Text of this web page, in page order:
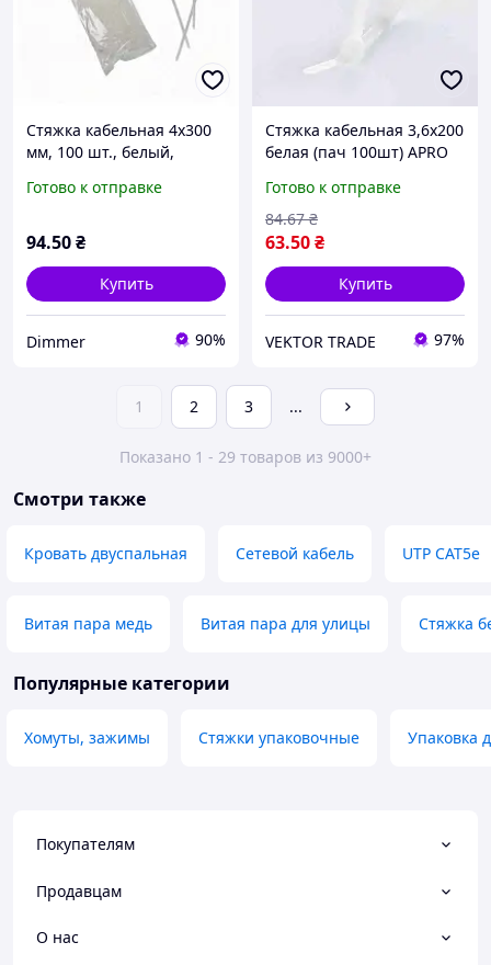
Стяжка кабельная 4х300
мм, 100 шт., белый,
Готово к отправке
94.50₴
Купить
Dimmer 90%
Стяжка кабельная 3,6x200
белая (пач 100шт) APRO
Готово к отправке
63.50₴
84.67 ₴
Купить
VEKTOR TRADE 97%
1 2 3 ...
Показано 1 - 29 товаров из 9000+
Смотри также
Кровать двуспальная Сетевой кабель UTP CAT5e
Витая пара медь Витая пара для улицы Стяжка
Популярные категории
Хомуты, зажимы Стяжки упаковочные Упаковка
Покупателям
Продавцам
О нас